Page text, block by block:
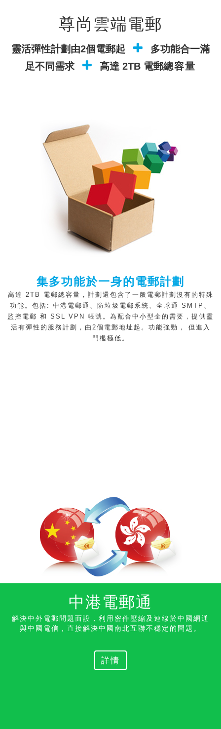
尊尚雲端電郵
靈活彈性計劃由2個電郵起
多功能合一滿
足不同需求
高達 2TB 電郵總容量
集多功能於一身的電郵計劃
高達 2TB 電郵總容量，計劃還包含了一般電郵計劃沒有的特殊
功能。包括: 中港電郵通、防垃圾電郵系統、全球通 SMTP、
監控電郵 和 SSL VPN 帳號。為配合中小型企的需要，提供靈
活有彈性的服務計劃，由2個電郵地址起。功能強勁， 但進入
門檻極低。
中港電郵通
解決中外電郵問題而設，利用密件壓縮及連線於中國網通
與中國電信，直接解決中國南北互聯不穩定的 問題。
詳情